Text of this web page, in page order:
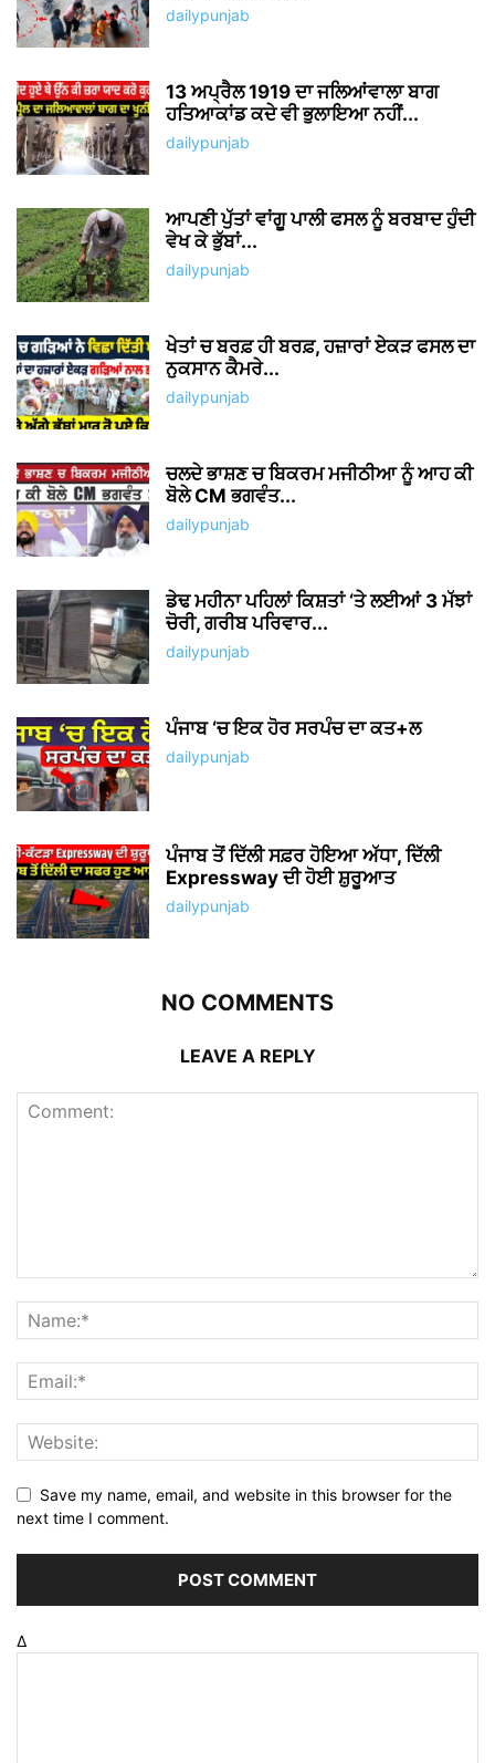
dailypunjab
13 ਅਪ੍ਰੈਲ 1919 ਦਾ ਜਲਿਆਂਵਾਲਾ ਬਾਗ
ਹਤਿਆਕਾਂਡ ਕਦੇ ਵੀ ਭੁਲਾਇਆ ਨਹੀਂ...
dailypunjab
ਆਪਣੀ ਪੁੱਤਾਂ ਵਾਂਗੂ ਪਾਲੀ ਫਸਲ ਨੂੰ ਬਰਬਾਦ ਹੁੰਦੀ
ਵੇਖ ਕੇ ਭੁੱਬਾਂ...
dailypunjab
ਖੇਤਾਂ ਚ ਬਰਫ਼ ਹੀ ਬਰਫ਼, ਹਜ਼ਾਰਾਂ ਏਕੜ ਫਸਲ ਦਾ
ਨੁਕਸਾਨ ਕੈਮਰੇ...
dailypunjab
ਚਲਦੇ ਭਾਸ਼ਣ ਚ ਬਿਕਰਮ ਮਜੀਠੀਆ ਨੂੰ ਆਹ ਕੀ
ਬੋਲੇ CM ਭਗਵੰਤ...
dailypunjab
ਡੇਢ ਮਹੀਨਾ ਪਹਿਲਾਂ ਕਿਸ਼ਤਾਂ ‘ਤੇ ਲਈਆਂ 3 ਮੱਝਾਂ
ਚੋਰੀ, ਗਰੀਬ ਪਰਿਵਾਰ...
dailypunjab
ਪੰਜਾਬ ‘ਚ ਇਕ ਹੋਰ ਸਰਪੰਚ ਦਾ ਕਤ+ਲ
dailypunjab
ਪੰਜਾਬ ਤੋਂ ਦਿੱਲੀ ਸਫ਼ਰ ਹੋਇਆ ਅੱਧਾ, ਦਿੱਲੀ
Expressway ਦੀ ਹੋਈ ਸ਼ੁਰੂਆਤ
dailypunjab
NO COMMENTS
LEAVE A REPLY
Save my name, email, and website in this browser for the
next time I comment.
Δ